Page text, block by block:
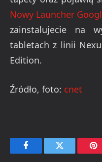
Nowy Launcher
zainstalujecie na
tabletach z linii
Edition.
Źródło, foto: cnet
FacebookTwitter